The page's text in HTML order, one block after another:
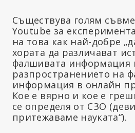
Съществува голям
Youtube за
на това как най-добре
хората да различават
фалшивата информация
разпространението на
информация в онлайн
Кое е вярно и кое е
се определя от СЗО
притежаваме науката“).